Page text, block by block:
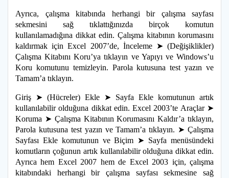
Ayrıca, çalışma kitabında herhangi bir çalışma sayfası
sekmesini sağ tıklattığınızda birçok komutun
kullanılamadığına dikkat edin. Çalışma kitabının korumasını
kaldırmak için Excel 2007’de, İnceleme ➤ (Değişiklikler)
Çalışma Kitabını Koru’ya tıklayın ve Yapıyı ve Windows’u
Koru komutunu temizleyin. Parola kutusuna test yazın ve
Tamam’a tıklayın.
Giriş ➤ (Hücreler) Ekle ➤ Sayfa Ekle komutunun artık
kullanılabilir olduğuna dikkat edin. Excel 2003’te Araçlar ➤
Koruma ➤ Çalışma Kitabının Korumasını Kaldır’a tıklayın,
Parola kutusuna test yazın ve Tamam’a tıklayın. ➤ Çalışma
Sayfası Ekle komutunun ve Biçim ➤ Sayfa menüsündeki
komutların çoğunun artık kullanılabilir olduğuna dikkat edin.
Ayrıca hem Excel 2007 hem de Excel 2003 için, çalışma
kitabındaki herhangi bir çalışma sayfası sekmesine sağ